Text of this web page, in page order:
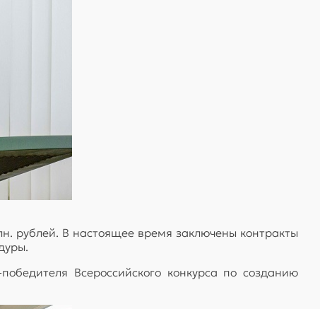
рублей. В настоящее время заключены контракты
Всероссийского конкурса по созданию